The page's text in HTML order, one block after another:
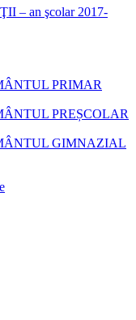
– an şcolar 2017-
PRIMAR
PREȘCOLAR
GIMNAZIAL